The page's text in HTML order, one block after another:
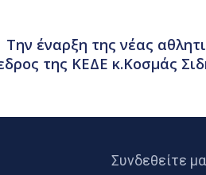
Την έναρξη της νέας
της ΚΕΔΕ κ.Κοσμάς
Συνδεθείτε